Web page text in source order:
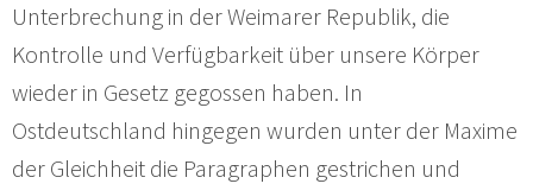
Unterbrechung in der Weimarer Republik, die
Kontrolle und Verfügbarkeit über unsere Körper
wieder in Gesetz gegossen haben. In
Ostdeutschland hingegen wurden unter der Maxime
der Gleichheit die Paragraphen gestrichen und